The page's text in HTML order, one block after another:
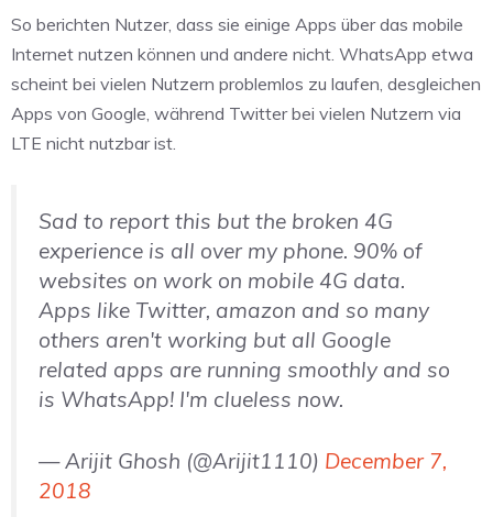
So berichten Nutzer, dass sie einige Apps über das mobile
Internet nutzen können und andere nicht. WhatsApp etwa
scheint bei vielen Nutzern problemlos zu laufen, desgleichen
Apps von Google, während Twitter bei vielen Nutzern via
LTE nicht nutzbar ist.
Sad to report this but the broken 4G
experience is all over my phone. 90% of
websites on work on mobile 4G data.
Apps like Twitter, amazon and so many
others aren't working but all Google
related apps are running smoothly and so
is WhatsApp! I'm clueless now.
— Arijit Ghosh (@Arijit1110) December 7,
2018